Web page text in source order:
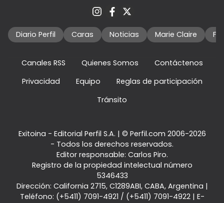
Diario Perfil Caras Noticias Marie Claire
Canales RSS Quienes Somos
Contáctenos
Privacidad
Equipo
Reglas de participación
Tránsito
Exitoina - Editorial Perfil S.A. | © Perfil.com 2006-2026
- Todos los derechos reservados.
Editor responsable: Carlos Piro.
Registro de la propiedad intelectual número
5346433
Dirección: California 2715, C1289ABI, CABA, Argentina |
Teléfono: (+5411) 7091-4921 / (+5411) 7091-4922| E-